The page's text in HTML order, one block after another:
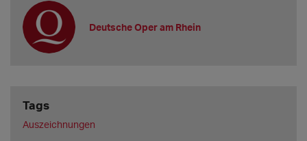
Deutsche Oper am Rhein
Tags
Auszeichnungen